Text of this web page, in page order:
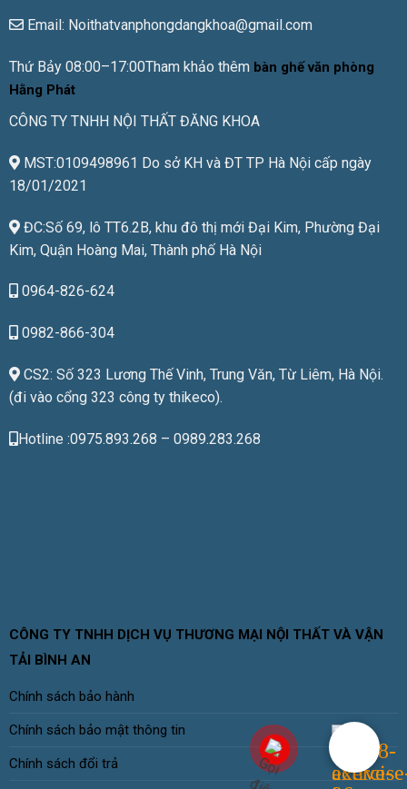
Email: Noithatvanphongdangkhoa@gmail.com
Thứ Bảy 08:00–17:00Tham khảo thêm bàn ghế văn phòng
Hằng Phát
CÔNG TY TNHH NỘI THẤT ĐĂNG KHOA
MST:0109498961 Do sở KH và ĐT TP Hà Nội cấp ngày
18/01/2021
ĐC:Số 69, lô TT6.2B, khu đô thị mới Đại Kim, Phường Đại
Kim, Quận Hoàng Mai, Thành phố Hà Nội
0964-826-624
0982-866-304
CS2: Số 323 Lương Thế Vinh, Trung Văn, Từ Liêm, Hà Nội.
(đi vào cổng 323 công ty thikeco).
Hotline :0975.893.268 – 0989.283.268
CÔNG TY TNHH DỊCH VỤ THƯƠNG MẠI NỘI THẤT VÀ VẬN
TẢI BÌNH AN
Chính sách bảo hành
Chính sách bảo mật thông tin
Chính sách đổi trả